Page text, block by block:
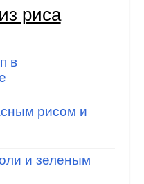
риса
в
рисом и
и зеленым